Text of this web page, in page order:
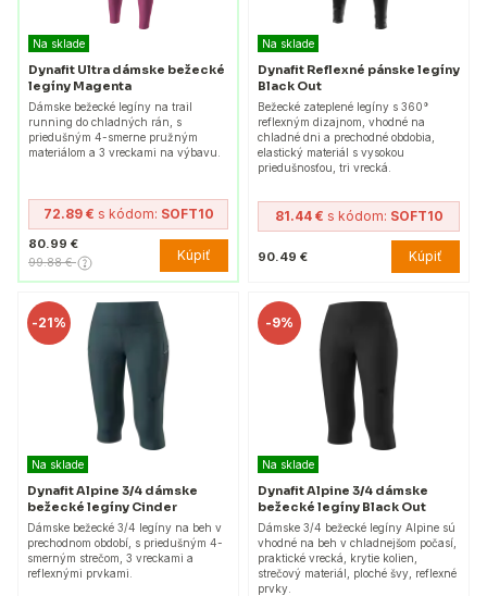
Na sklade
Dynafit Ultra dámske bežecké
legíny Magenta
Dámske bežecké legíny na trail
running do chladných rán, s
priedušným 4-smerne pružným
materiálom a 3 vreckami na výbavu.
72.89 € s kódom: SOFT10
80.99 €
99.88 € Kúpiť
Na sklade
Dynafit Reflexné pánske legíny
Black Out
Bežecké zateplené legíny s 360°
reflexným dizajnom, vhodné na
chladné dni a prechodné obdobia,
elastický materiál s vysokou
priedušnosťou, tri vrecká.
81.44 € s kódom: SOFT10
90.49 € Kúpiť
-21%
Na sklade
Dynafit Alpine 3/4 dámske
bežecké legíny Cinder
Dámske bežecké 3/4 legíny na beh v
prechodnom období, s priedušným 4-
smerným strečom, 3 vreckami a
reflexnými prvkami.
-9%
Na sklade
Dynafit Alpine 3/4 dámske
bežecké legíny Black Out
Dámske 3/4 bežecké legíny Alpine sú
vhodné na beh v chladnejšom počasí,
praktické vrecká, krytie kolien,
strečový materiál, ploché švy, reflexné
prvky.